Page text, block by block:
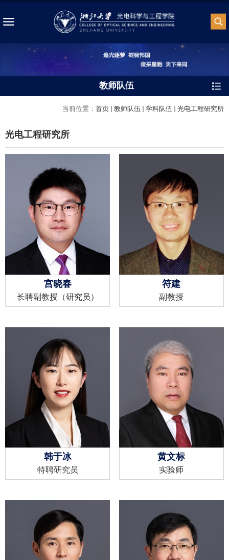
教师队伍
当前位置： 首页 教师队伍 学科队伍 光电工程研究所
光电工程研究所
宫晓春
长聘副教授（研究员）
符建
副教授
韩于冰
特聘研究员
黄文标
实验师